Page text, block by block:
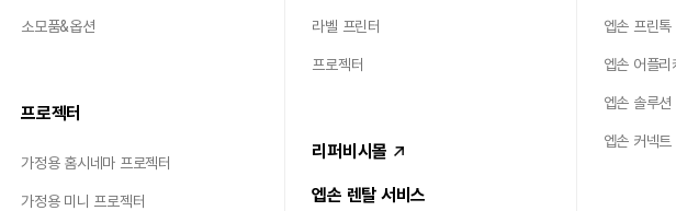
소모품&옵션
프로젝터
가정용 홈시네마 프로젝터
가정용 미니 프로젝터
라벨 프린터
프로젝터
리퍼비시몰
엡손 렌탈 서비스
엡손 프린톡
엡손 어플리
엡손 솔루션
엡손 커넥트